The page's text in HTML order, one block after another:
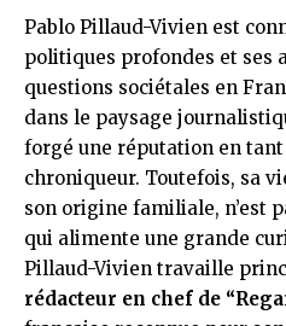
Pablo Pillaud-Vivien est
politiques profondes et ses
questions sociétales en
dans le paysage
forgé une réputation en
chroniqueur. Toutefois, sa
son origine familiale, n’est
qui alimente une grande
Pillaud-Vivien travaille
rédacteur en chef de